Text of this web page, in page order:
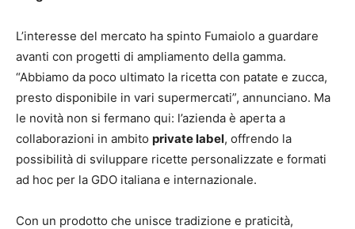
L’interesse del mercato ha spinto Fumaiolo a guardare
avanti con progetti di ampliamento della gamma.
“Abbiamo da poco ultimato la ricetta con patate e zucca,
presto disponibile in vari supermercati”, annunciano. Ma
le novità non si fermano qui: l’azienda è aperta a
collaborazioni in ambito private label, offrendo la
possibilità di sviluppare ricette personalizzate e formati
ad hoc per la GDO italiana e internazionale.
Con un prodotto che unisce tradizione e praticità,